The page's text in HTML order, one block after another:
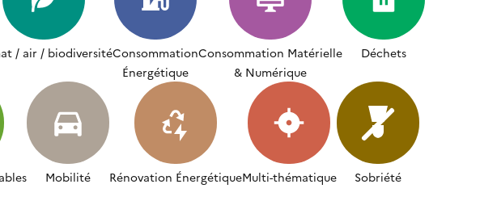
/ air / biodiversitéConsommation
Énergétique
Consommation Matérielle
& Numérique
Déchets
Mobilité Rénovation ÉnergétiqueMulti-thématique Sobriété